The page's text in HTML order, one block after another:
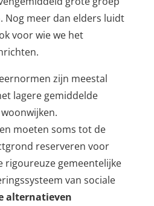
Nog meer dan elders luidt
voor wie we het
zijn meestal
lagere gemiddelde
moeten soms tot de
reserveren voor
rigoureuze gemeentelijke
van sociale
alternatieven